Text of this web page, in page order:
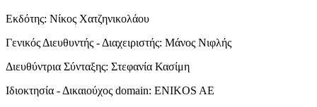
Εκδότης: Νίκος Χατζηνικολάου
Γενικός Διευθυντής - Διαχειριστής: Μάνος Νιφλής
Διευθύντρια Σύνταξης: Στεφανία Κασίμη
Ιδιοκτησία - Δικαιούχος domain: ENIKOS AE